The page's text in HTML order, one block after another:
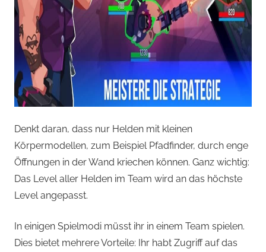
Denkt daran, dass nur Helden mit kleinen
Körpermodellen, zum Beispiel Pfadfinder, durch enge
Öffnungen in der Wand kriechen können. Ganz wichtig:
Das Level aller Helden im Team wird an das höchste
Level angepasst.
In einigen Spielmodi müsst ihr in einem Team spielen.
Dies bietet mehrere Vorteile: Ihr habt Zugriff auf das